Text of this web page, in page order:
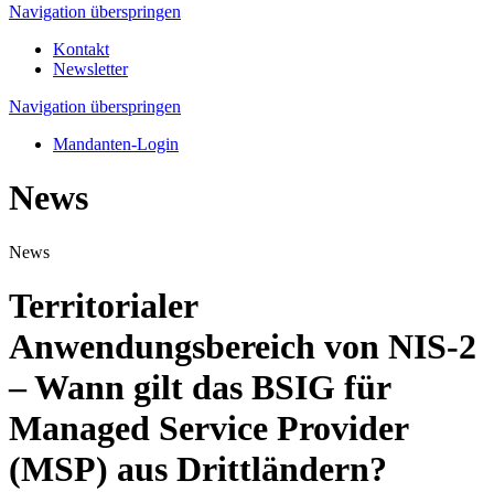
Navigation überspringen
Kontakt
Newsletter
Navigation überspringen
Mandanten-Login
News
News
Territorialer
Anwendungsbereich von NIS-2
– Wann gilt das BSIG für
Managed Service Provider
(MSP) aus Drittländern?